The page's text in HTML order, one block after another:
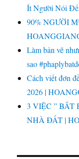
Ít Người Nói
90% NGƯỜI
Làm bản vẽ
sao
Cách viết đơn
2026 |
3 VIỆC ”
NHÀ ĐẤT |